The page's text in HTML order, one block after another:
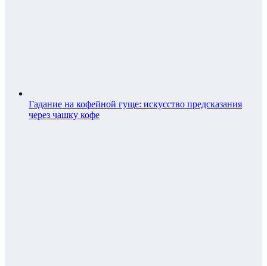
Гадание на кофейной гуще: искусство предсказания
через чашку кофе